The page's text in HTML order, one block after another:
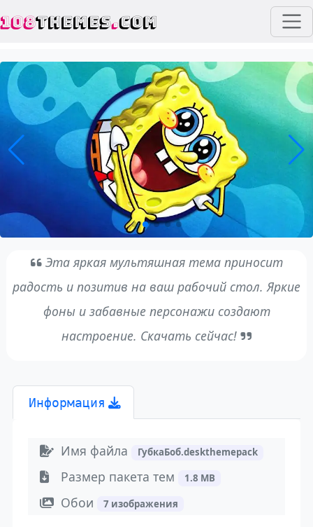
108THEMES.COM
Эта яркая мультяшная тема приносит
радость и позитив на ваш рабочий стол. Яркие
фоны и забавные персонажи создают
настроение. Скачать сейчас!
Информация
Имя файла ГубкаБоб.deskthemepack
Размер пакета тем 1.8 MB
Обои 7 изображения